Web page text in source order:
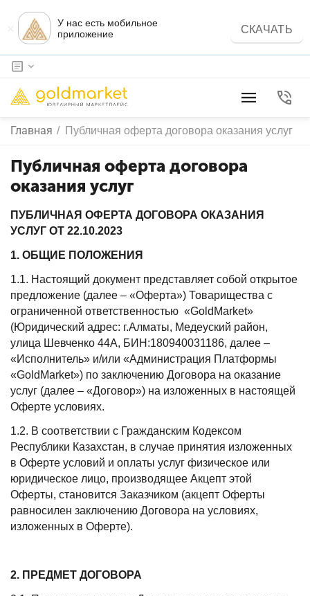
У нас есть мобильное
приложение
СКАЧАТЬ
Главная / Публичная оферта договора оказания услуг
Публичная оферта договора
оказания услуг
ПУБЛИЧНАЯ ОФЕРТА ДОГОВОРА ОКАЗАНИЯ
УСЛУГ ОТ 22.10.2023
1. ОБЩИЕ ПОЛОЖЕНИЯ
1.1. Настоящий документ представляет собой открытое
предложение (далее – «Оферта») Товарищества с
ограниченной ответственностью «GoldMarket»
(Юридический адрес: г.Алматы, Медеуский район,
улица Шевченко 44А, БИН:180940031186, далее –
«Исполнитель» и/или «Администрация Платформы
«GoldMarket») по заключению Договора на оказание
услуг (далее – «Договор») на изложенных в настоящей
Оферте условиях.
1.2. В соответствии с Гражданским Кодексом
Республики Казахстан, в случае принятия изложенных
в Оферте условий и оплаты услуг физическое или
юридическое лицо, производящее Акцепт этой
Оферты, становится Заказчиком (акцепт Оферты
равносилен заключению Договора на условиях,
изложенных в Оферте).
2. ПРЕДМЕТ ДОГОВОРА